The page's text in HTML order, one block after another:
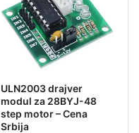
ULN2003 drajver
modul za 28BYJ-48
step motor – Cena
Srbija